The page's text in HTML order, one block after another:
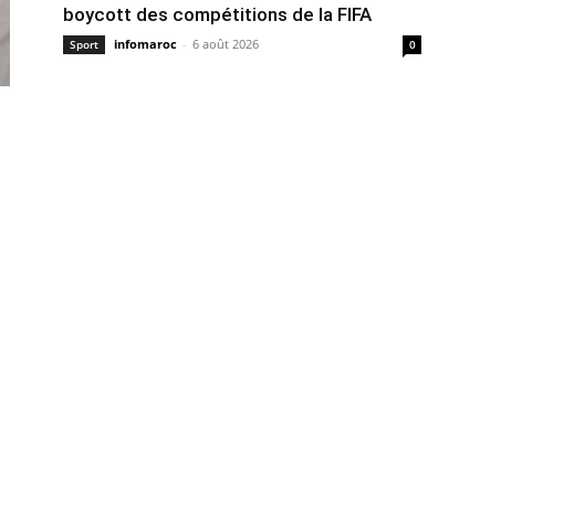
boycott des compétitions de la FIFA
Sport infomaroc - 6 août 2026 0